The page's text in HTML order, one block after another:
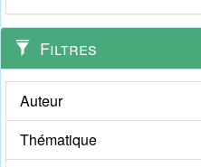
Filtres
Auteur
Thématique